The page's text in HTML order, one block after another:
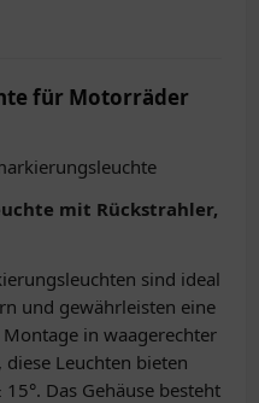
für Motorräder
mit Rückstrahler,
sind ideal
und gewährleisten eine
in waagerechter
Leuchten bieten
Das Gehäuse besteht